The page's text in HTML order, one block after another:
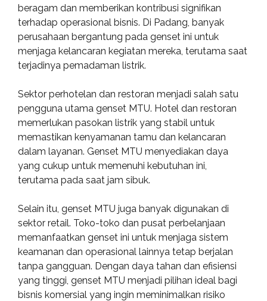
beragam dan memberikan kontribusi signifikan
terhadap operasional bisnis. Di Padang, banyak
perusahaan bergantung pada genset ini untuk
menjaga kelancaran kegiatan mereka, terutama saat
terjadinya pemadaman listrik.
Sektor perhotelan dan restoran menjadi salah satu
pengguna utama genset MTU. Hotel dan restoran
memerlukan pasokan listrik yang stabil untuk
memastikan kenyamanan tamu dan kelancaran
dalam layanan. Genset MTU menyediakan daya
yang cukup untuk memenuhi kebutuhan ini,
terutama pada saat jam sibuk.
Selain itu, genset MTU juga banyak digunakan di
sektor retail. Toko-toko dan pusat perbelanjaan
memanfaatkan genset ini untuk menjaga sistem
keamanan dan operasional lainnya tetap berjalan
tanpa gangguan. Dengan daya tahan dan efisiensi
yang tinggi, genset MTU menjadi pilihan ideal bagi
bisnis komersial yang ingin meminimalkan risiko